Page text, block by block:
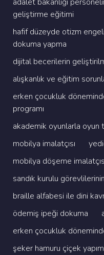
geli̇şti̇rme eği̇ti̇mi̇
hafi̇f düzeyde oti̇zm
dokuma yapma
di̇ji̇tal beceri̇leri̇n
alişkanlik ve eği̇ti̇m
erken çocukluk
programi
akademi̇k oyunlarla
mobi̇lya i̇malatçisi
mobi̇lya döşeme
sandik kurulu
brai̇lle alfabesi̇ i̇le di̇ni̇
ödemi̇ş i̇peği̇ dokuma
erken çocukluk
şeker hamuru çi̇çek